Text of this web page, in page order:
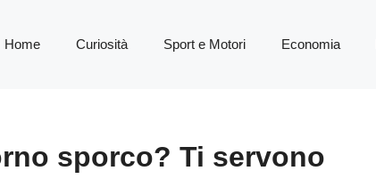
Home Curiosità Sport e Motori Economia
sporco? Ti servono